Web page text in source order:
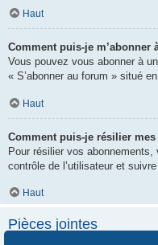
Haut
Comment puis-je m’abonner
Vous pouvez vous abonner à
« S’abonner au forum » situé
Haut
Comment puis-je résilier
Pour résilier vos
contrôle de l’utilisateur et
Haut
Pièces jointes